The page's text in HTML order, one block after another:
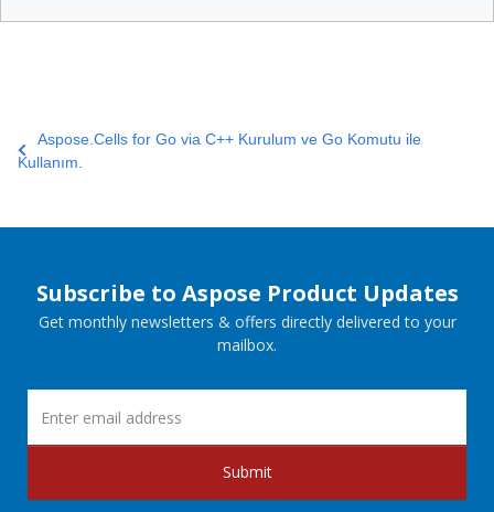
Aspose.Cells for Go via C++ Kurulum ve Go Komutu ile
Kullanım.
Subscribe to Aspose Product Updates
Get monthly newsletters & offers directly delivered to your
mailbox.
Submit